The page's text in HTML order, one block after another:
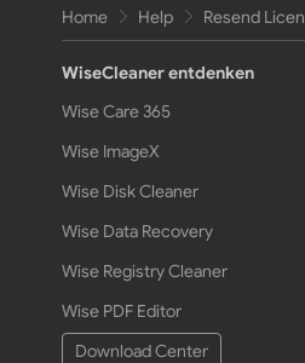
Home Help Resend
WiseCleaner entdenken
Wise Care 365
Wise ImageX
Wise Disk Cleaner
Wise Data Recovery
Wise Registry Cleaner
Wise PDF Editor
Download Center